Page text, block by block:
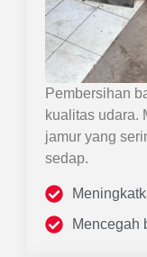
Pembersihan
kualitas udara.
jamur yang
sedap.
Mencegah